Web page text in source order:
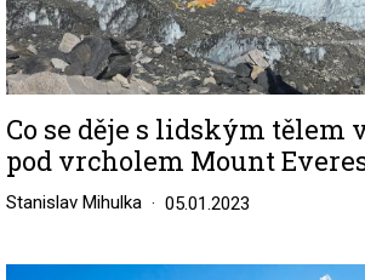
Co se děje s lidským tělem
pod vrcholem Mount
Stanislav Mihulka 05.01.2023